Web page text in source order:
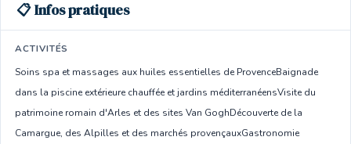
📋 Infos pratiques
ACTIVITÉS
Soins spa et massages aux huiles essentielles de ProvenceBaignade
dans la piscine extérieure chauffée et jardins méditerranéensVisite du
patrimoine romain d'Arles et des sites Van GoghDécouverte de la
Camargue, des Alpilles et des marchés provençauxGastronomie